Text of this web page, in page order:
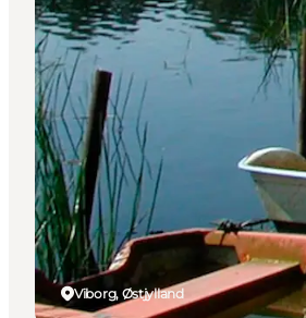
Viborg, Østjylland